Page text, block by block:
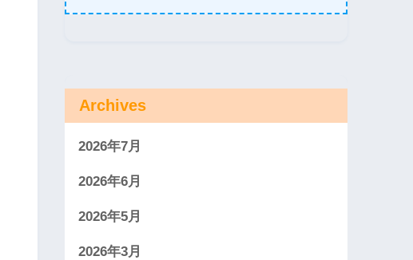
Archives
2026年7月
2026年6月
2026年5月
2026年3月